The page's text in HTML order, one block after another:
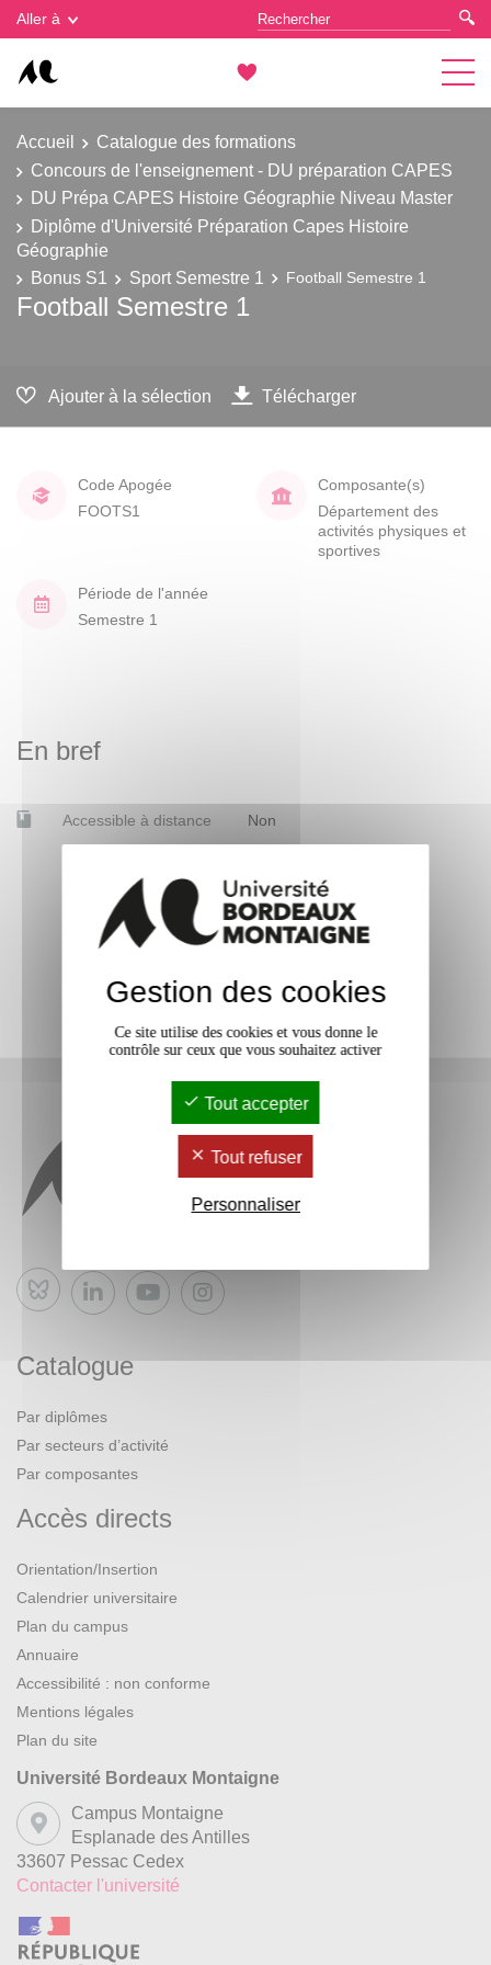
Aller à
Accueil
Catalogue des formations
Concours de l'enseignement - DU préparation CAPES
DU Prépa CAPES Histoire Géographie Niveau Master
Diplôme d'Université Préparation Capes Histoire
Géographie
Bonus S1
Sport Semestre 1 Football Semestre 1
Football Semestre 1
Ajouter à la sélection Télécharger
Code Apogée
FOOTS1
Composante(s)
Département des
activités physiques et
sportives
Période de l'année
Semestre 1
En bref
Accessible à distance Non
Bluesky
Catalogue
Par diplômes
Par secteurs d’activité
Par composantes
Accès directs
Orientation/Insertion
Calendrier universitaire
Plan du campus
Annuaire
Accessibilité : non conforme
Mentions légales
Plan du site
Université Bordeaux Montaigne
Campus Montaigne
Esplanade des Antilles
33607 Pessac Cedex
Contacter l'université
Gestion des cookies
Gestion des cookies
Ce site utilise des cookies et vous donne le
contrôle sur ceux que vous souhaitez activer
Tout accepter
Tout refuser
Personnaliser